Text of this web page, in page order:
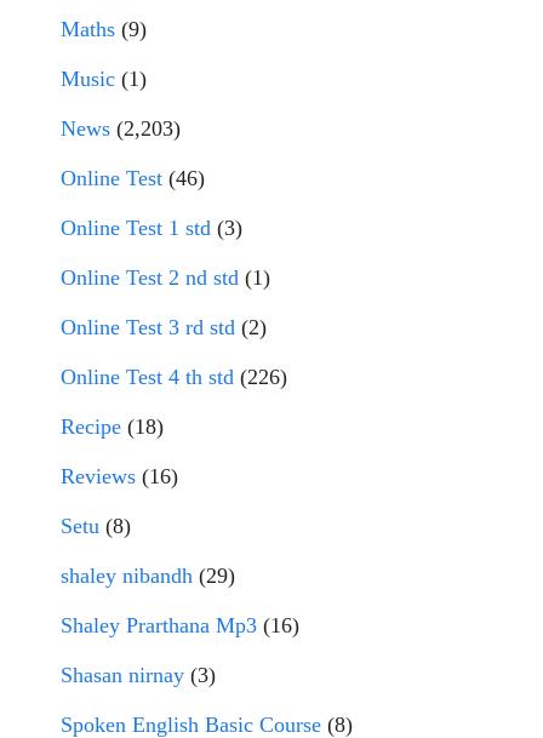
Maths (9)
Music (1)
News (2,203)
Online Test (46)
Online Test 1 std (3)
Online Test 2 nd std (1)
Online Test 3 rd std (2)
Online Test 4 th std (226)
Recipe (18)
Reviews (16)
Setu (8)
shaley nibandh (29)
Shaley Prarthana Mp3 (16)
Shasan nirnay (3)
Spoken English Basic Course (8)